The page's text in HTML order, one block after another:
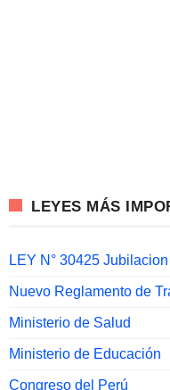
LEYES MÁS
LEY N° 30425
Nuevo Reglamento de
Ministerio de Salud
Ministerio de Educación
Congreso del Perú